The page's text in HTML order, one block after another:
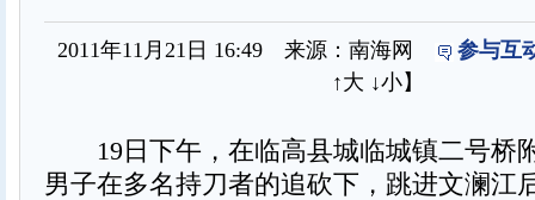
2011年11月21日 16:49 来源：南海网
参与互
↑大 ↓小】
19日下午，在临高县城临城镇二号桥
男子在多名持刀者的追砍下，跳进文澜江